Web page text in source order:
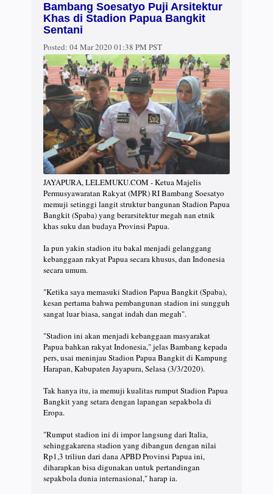
Bambang Soesatyo Puji Arsitektur
Khas di Stadion Papua Bangkit
Sentani
Posted: 04 Mar 2020 01:38 PM PST
JAYAPURA, LELEMUKU.COM - Ketua Majelis
Permusyawaratan Rakyat (MPR) RI Bambang Soesatyo
memuji setinggi langit struktur bangunan Stadion Papua
Bangkit (Spaba) yang berarsitektur megah nan etnik
khas suku dan budaya Provinsi Papua.
Ia pun yakin stadion itu bakal menjadi gelanggang
kebanggaan rakyat Papua secara khusus, dan Indonesia
secara umum.
"Ketika saya memasuki Stadion Papua Bangkit (Spaba),
kesan pertama bahwa pembangunan stadion ini sungguh
sangat luar biasa, sangat indah dan megah".
"Stadion ini akan menjadi kebanggaan masyarakat
Papua bahkan rakyat Indonesia," jelas Bambang kepada
pers, usai meninjau Stadion Papua Bangkit di Kampung
Harapan, Kabupaten Jayapura, Selasa (3/3/2020).
Tak hanya itu, ia memuji kualitas rumput Stadion Papua
Bangkit yang setara dengan lapangan sepakbola di
Eropa.
"Rumput stadion ini di impor langsung dari Italia,
sehinggakarena stadion yang dibangun dengan nilai
Rp1,3 triliun dari dana APBD Provinsi Papua ini,
diharapkan bisa digunakan untuk pertandingan
sepakbola dunia internasional," harap ia.